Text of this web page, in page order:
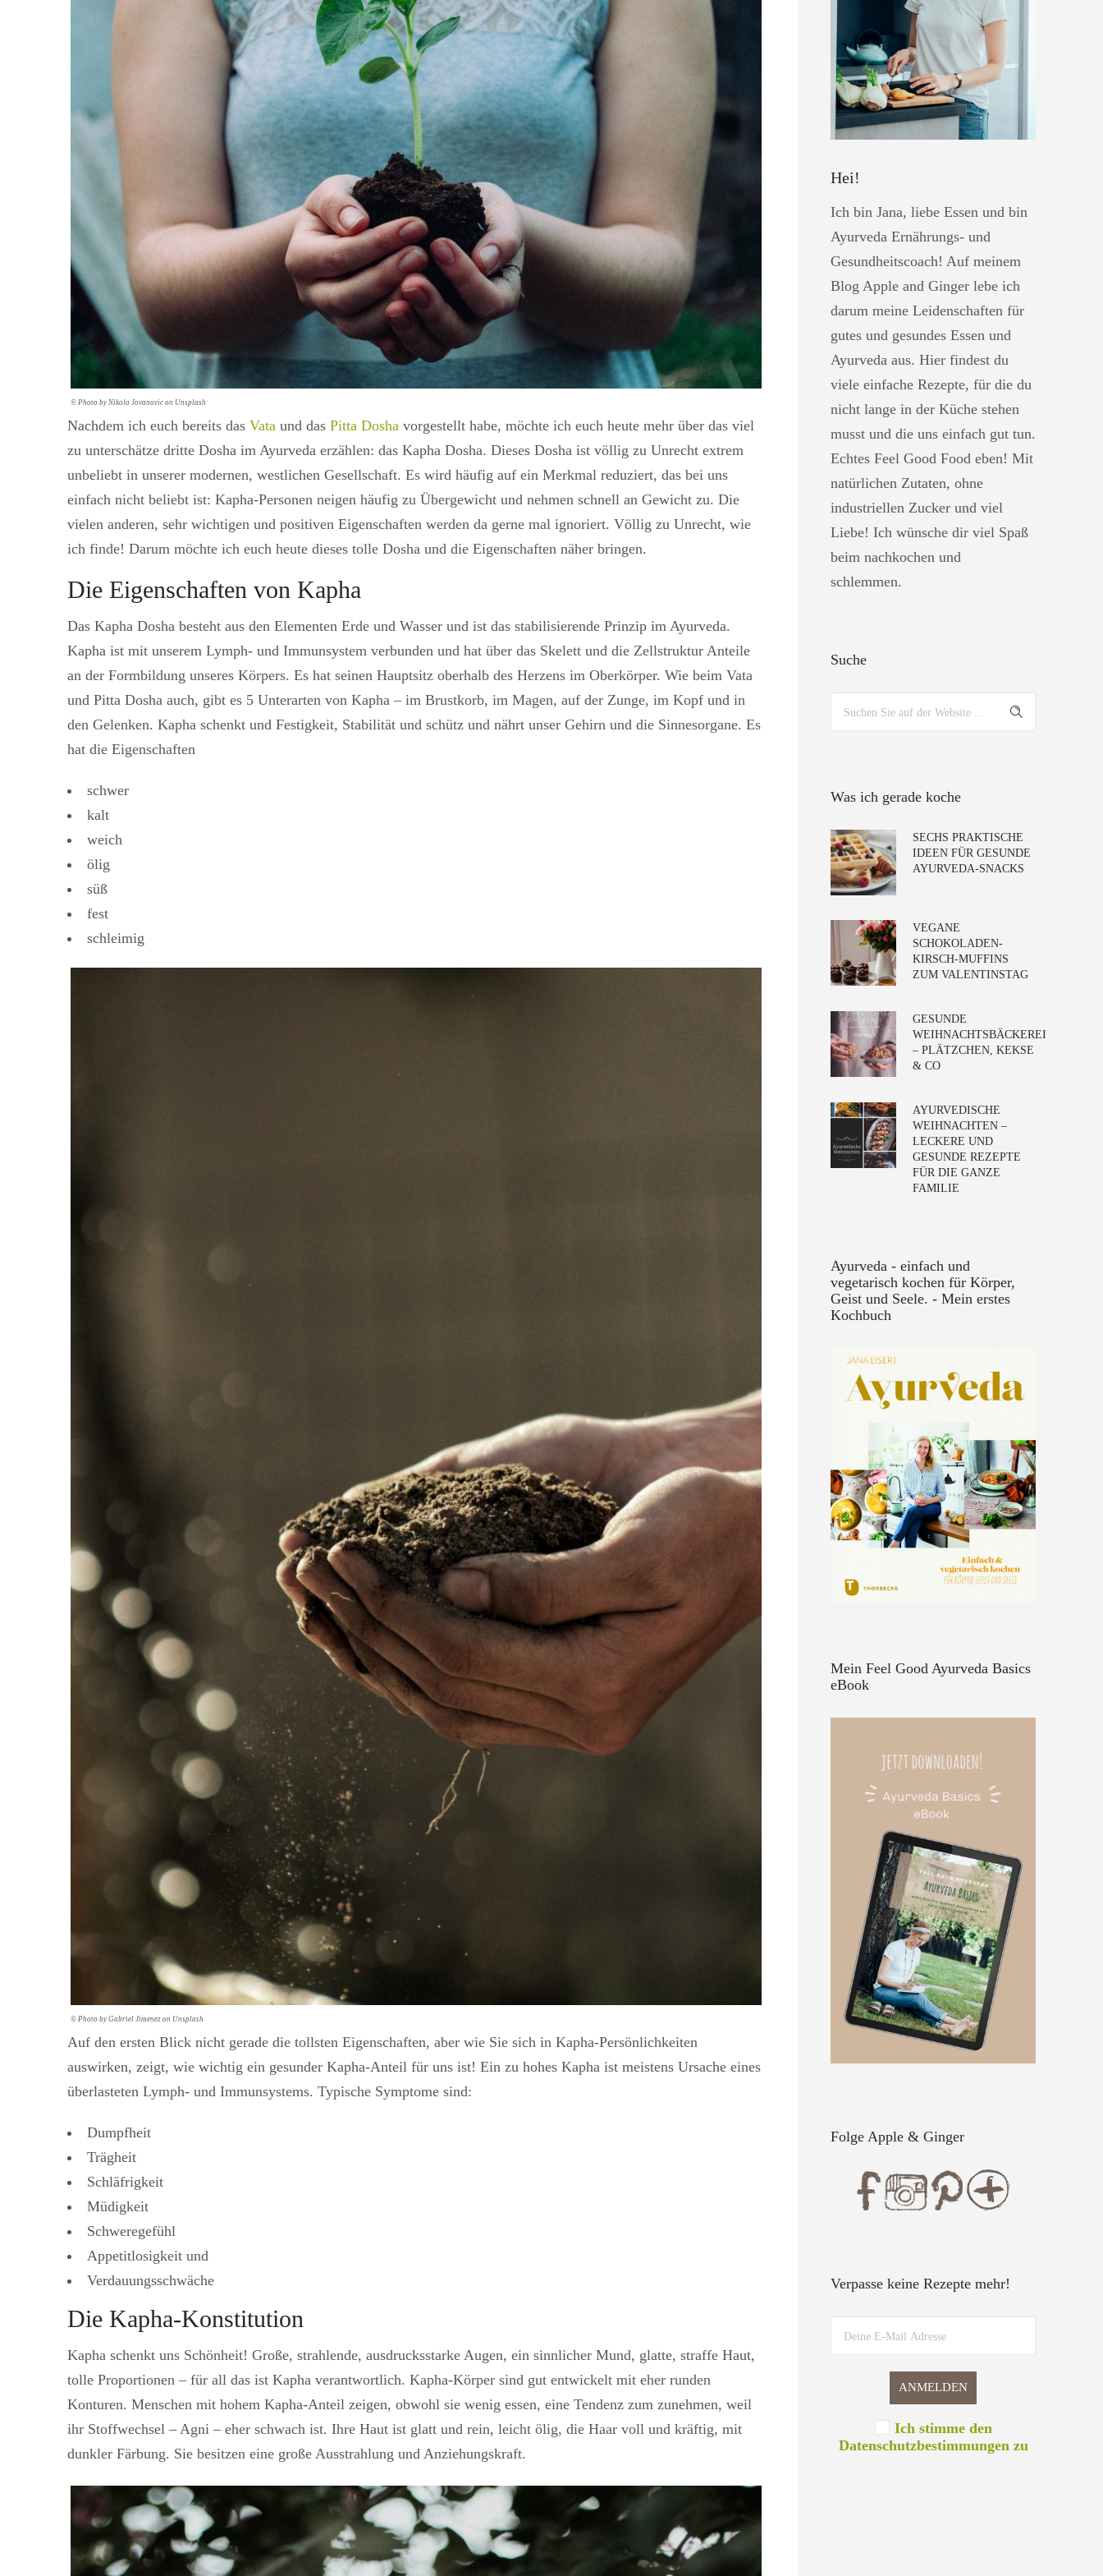
© Photo by Nikola Jovanovic on Unsplash
Nachdem ich euch bereits das Vata und das Pitta Dosha vorgestellt habe, möchte ich euch heute mehr über das viel
zu unterschätze dritte Dosha im Ayurveda erzählen: das Kapha Dosha. Dieses Dosha ist völlig zu Unrecht extrem
unbeliebt in unserer modernen, westlichen Gesellschaft. Es wird häufig auf ein Merkmal reduziert, das bei uns
einfach nicht beliebt ist: Kapha-Personen neigen häufig zu Übergewicht und nehmen schnell an Gewicht zu. Die
vielen anderen, sehr wichtigen und positiven Eigenschaften werden da gerne mal ignoriert. Völlig zu Unrecht, wie
ich finde! Darum möchte ich euch heute dieses tolle Dosha und die Eigenschaften näher bringen.
Die Eigenschaften von Kapha
Das Kapha Dosha besteht aus den Elementen Erde und Wasser und ist das stabilisierende Prinzip im Ayurveda.
Kapha ist mit unserem Lymph- und Immunsystem verbunden und hat über das Skelett und die Zellstruktur Anteile
an der Formbildung unseres Körpers. Es hat seinen Hauptsitz oberhalb des Herzens im Oberkörper. Wie beim Vata
und Pitta Dosha auch, gibt es 5 Unterarten von Kapha – im Brustkorb, im Magen, auf der Zunge, im Kopf und in
den Gelenken. Kapha schenkt und Festigkeit, Stabilität und schütz und nährt unser Gehirn und die Sinnesorgane. Es
hat die Eigenschaften
schwer
kalt
weich
ölig
süß
fest
schleimig
© Photo by Gabriel Jimenez on Unsplash
Auf den ersten Blick nicht gerade die tollsten Eigenschaften, aber wie Sie sich in Kapha-Persönlichkeiten
auswirken, zeigt, wie wichtig ein gesunder Kapha-Anteil für uns ist! Ein zu hohes Kapha ist meistens Ursache eines
überlasteten Lymph- und Immunsystems. Typische Symptome sind:
Dumpfheit
Trägheit
Schläfrigkeit
Müdigkeit
Schweregefühl
Appetitlosigkeit und
Verdauungsschwäche
Die Kapha-Konstitution
Kapha schenkt uns Schönheit! Große, strahlende, ausdrucksstarke Augen, ein sinnlicher Mund, glatte, straffe Haut,
tolle Proportionen – für all das ist Kapha verantwortlich. Kapha-Körper sind gut entwickelt mit eher runden
Konturen. Menschen mit hohem Kapha-Anteil zeigen, obwohl sie wenig essen, eine Tendenz zum zunehmen, weil
ihr Stoffwechsel – Agni – eher schwach ist. Ihre Haut ist glatt und rein, leicht ölig, die Haar voll und kräftig, mit
dunkler Färbung. Sie besitzen eine große Ausstrahlung und Anziehungskraft.
Hei!
Ich bin Jana, liebe Essen und bin
Ayurveda Ernährungs- und
Gesundheitscoach! Auf meinem
Blog Apple and Ginger lebe ich
darum meine Leidenschaften für
gutes und gesundes Essen und
Ayurveda aus. Hier findest du
viele einfache Rezepte, für die du
nicht lange in der Küche stehen
musst und die uns einfach gut tun.
Echtes Feel Good Food eben! Mit
natürlichen Zutaten, ohne
industriellen Zucker und viel
Liebe! Ich wünsche dir viel Spaß
beim nachkochen und
schlemmen.
Suche
Was ich gerade koche
SECHS PRAKTISCHE
IDEEN FÜR GESUNDE
AYURVEDA-SNACKS
VEGANE
SCHOKOLADEN-
KIRSCH-MUFFINS
ZUM VALENTINSTAG
GESUNDE
WEIHNACHTSBÄCKEREI
– PLÄTZCHEN, KEKSE
& CO
AYURVEDISCHE
WEIHNACHTEN –
LECKERE UND
GESUNDE REZEPTE
FÜR DIE GANZE
FAMILIE
Ayurveda - einfach und
vegetarisch kochen für Körper,
Geist und Seele. - Mein erstes
Kochbuch
Mein Feel Good Ayurveda Basics
eBook
Folge Apple & Ginger
Verpasse keine Rezepte mehr!
Ich stimme den
Datenschutzbestimmungen zu